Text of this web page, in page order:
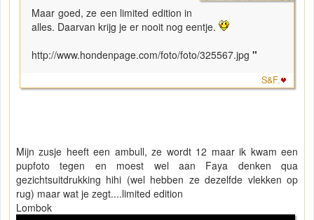
Maar goed, ze een limited edition in
alles. Daarvan krijg je er nooit nog eentje.
http://www.hondenpage.com/foto/foto/325567.jpg "
S&F.
Mijn zusje heeft een ambull, ze wordt 12 maar ik kwam een
pupfoto tegen en moest wel aan Faya denken qua
gezichtsuitdrukking hihi (wel hebben ze dezelfde vlekken op
rug) maar wat je zegt....limited edition
Lombok